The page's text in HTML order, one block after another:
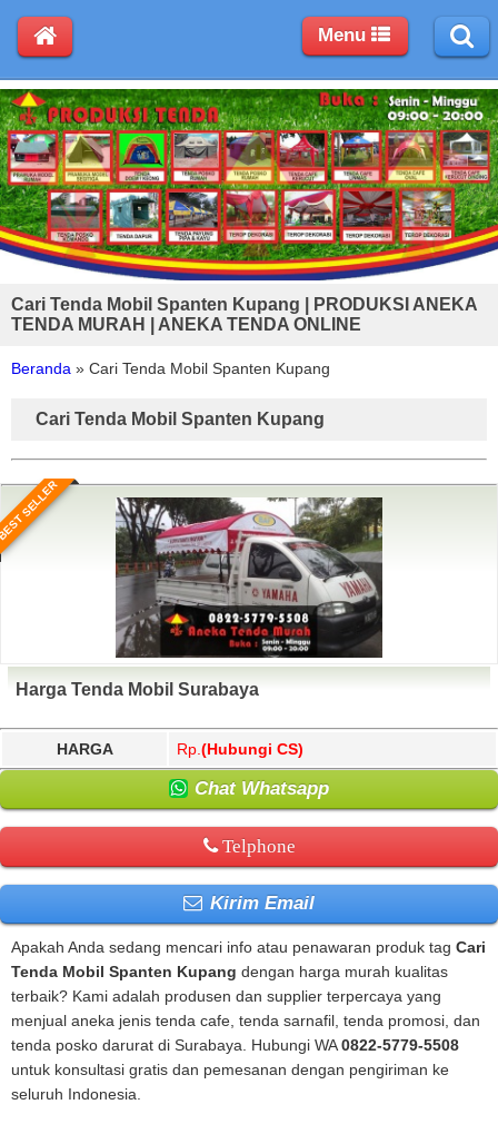
Cari Tenda Mobil Spanten Kupang | PRODUKSI ANEKA
TENDA MURAH | ANEKA TENDA ONLINE
Beranda » Cari Tenda Mobil Spanten Kupang
Cari Tenda Mobil Spanten Kupang
SELLER
Harga Tenda Mobil Surabaya
HARGA Rp. (Hubungi CS)
Chat Whatsapp
Telphone
Kirim Email
Apakah Anda sedang mencari info atau penawaran produk tag Cari
Tenda Mobil Spanten Kupang dengan harga murah kualitas
terbaik? Kami adalah produsen dan supplier terpercaya yang
menjual aneka jenis tenda cafe, tenda sarnafil, tenda promosi, dan
tenda posko darurat di Surabaya. Hubungi WA0822-5779-5508
untuk konsultasi gratis dan pemesanan dengan pengiriman ke
seluruh Indonesia.
Menu